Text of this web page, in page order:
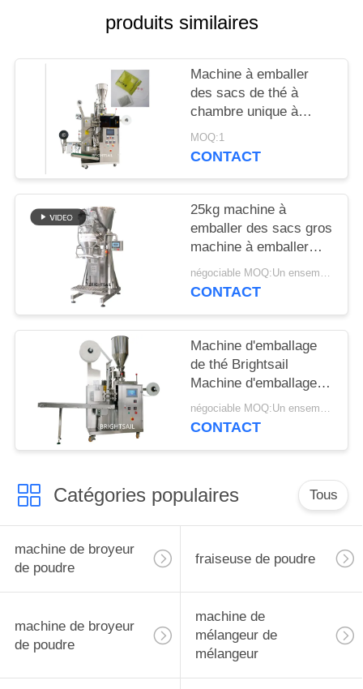
PRIVACY
POLICY
produits similaires
Machine à emballer
des sacs de thé à
chambre unique à
poudre automatique
MOQ:1
CONTACT
25kg machine à
emballer des sacs gros
machine à emballer
des épices en poudre
pour la fabrication de
négociable MOQ:Un ensemble
CONTACT
Machine d'emballage
de thé Brightsail
Machine d'emballage
en poudre de thé avec
CE
négociable MOQ:Un ensemble
CONTACT
Catégories populaires Tous
machine de broyeur
de poudre
fraiseuse de poudre
machine de broyeur
de poudre
machine de
mélangeur de
mélangeur